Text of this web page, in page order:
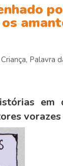
Criança, Palavra
em
vorazes